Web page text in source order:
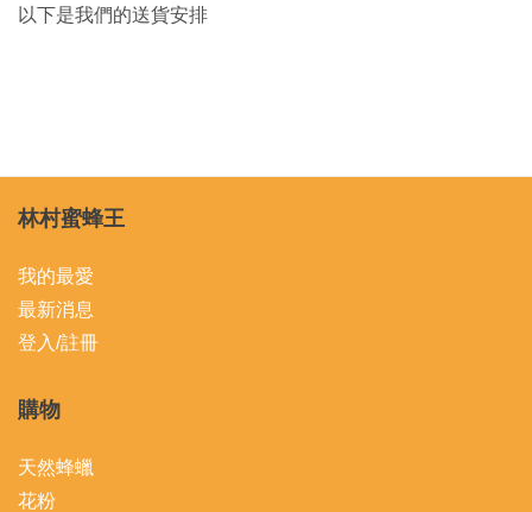
以下是我們的送貨安排
林村蜜蜂王
我的最愛
最新消息
登入/註冊
購物
天然蜂蠟
花粉